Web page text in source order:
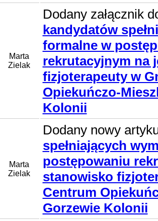
Marta
Zielak
Dodany załącznik
kandydatów
formalne w
rekrutacyjnym na
fizjoterapeuty w
Opiekuńczo-
Kolonii
Marta
Zielak
Dodany nowy
spełniających
postępowaniu
stanowisko
Centrum
Gorzewie Kolonii